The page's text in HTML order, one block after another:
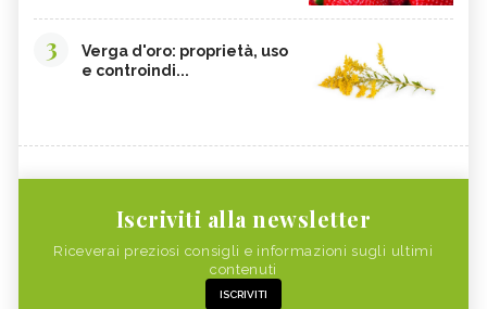
3
Verga d'oro: proprietà, uso
e controindi...
Iscriviti alla newsletter
Riceverai preziosi consigli e informazioni sugli ultimi
contenuti
ISCRIVITI